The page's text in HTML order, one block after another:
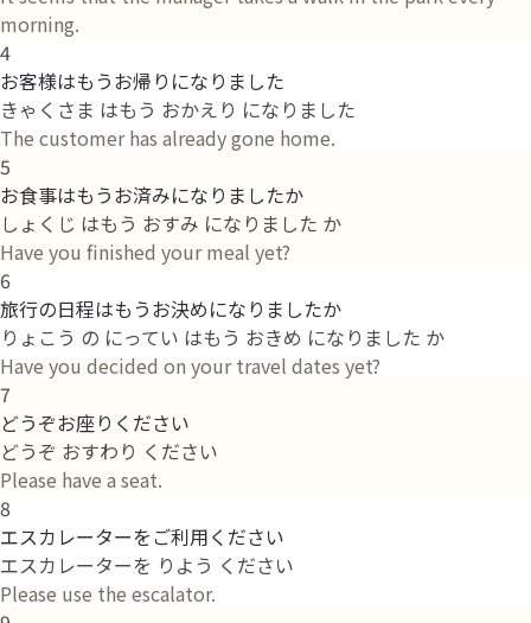
morning.
4
お客様はもうお帰りになりました
きゃくさま はもう おかえり になりました
The customer has already gone home.
5
お食事はもうお済みになりましたか
しょくじ はもう おすみ になりました か
Have you finished your meal yet?
6
旅行の日程はもうお決めになりましたか
りょこう の にってい はもう おきめ になりました か
Have you decided on your travel dates yet?
7
どうぞお座りください
どうぞ おすわり ください
Please have a seat.
8
エスカレーターをご利用ください
エスカレーターを りよう ください
Please use the escalator.